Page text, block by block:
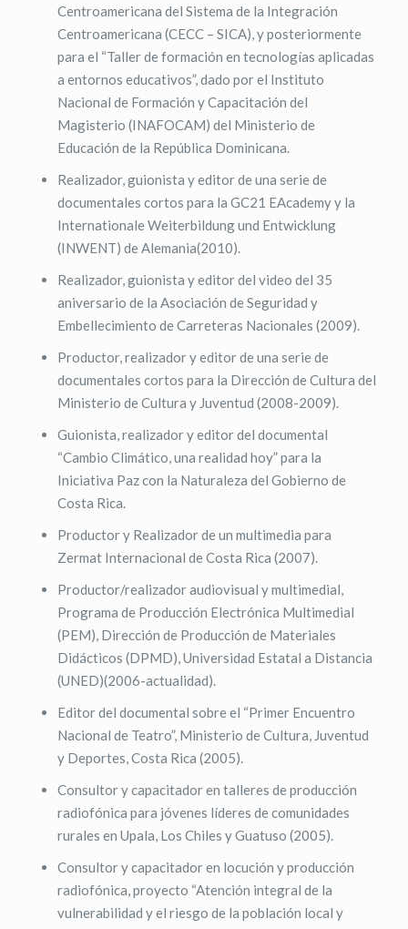
Centroamericana del Sistema de la Integración
Centroamericana (CECC – SICA), y posteriormente
para el “Taller de formación en tecnologías aplicadas
a entornos educativos”, dado por el Instituto
Nacional de Formación y Capacitación del
Magisterio (INAFOCAM) del Ministerio de
Educación de la República Dominicana.
Realizador, guionista y editor de una serie de
documentales cortos para la GC21 EAcademy y la
Internationale Weiterbildung und Entwicklung
(INWENT) de Alemania(2010).
Realizador, guionista y editor del video del 35
aniversario de la Asociación de Seguridad y
Embellecimiento de Carreteras Nacionales (2009).
Productor, realizador y editor de una serie de
documentales cortos para la Dirección de Cultura del
Ministerio de Cultura y Juventud (2008-2009).
Guionista, realizador y editor del documental
“Cambio Climático, una realidad hoy” para la
Iniciativa Paz con la Naturaleza del Gobierno de
Costa Rica.
Productor y Realizador de un multimedia para
Zermat Internacional de Costa Rica (2007).
Productor/realizador audiovisual y multimedial,
Programa de Producción Electrónica Multimedial
(PEM), Dirección de Producción de Materiales
Didácticos (DPMD), Universidad Estatal a Distancia
(UNED)(2006-actualidad).
Editor del documental sobre el “Primer Encuentro
Nacional de Teatro”, Ministerio de Cultura, Juventud
y Deportes, Costa Rica (2005).
Consultor y capacitador en talleres de producción
radiofónica para jóvenes líderes de comunidades
rurales en Upala, Los Chiles y Guatuso (2005).
Consultor y capacitador en locución y producción
radiofónica, proyecto “Atención integral de la
vulnerabilidad y el riesgo de la población local y